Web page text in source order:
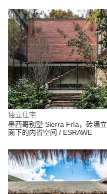
独立住宅
墨西哥别墅 Sierra Fría，砖墙立
面下的内省空间 / ESRAWE